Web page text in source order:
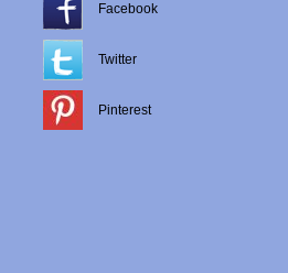
Facebook
Twitter
Pinterest